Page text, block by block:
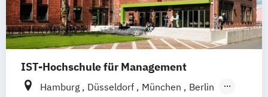
IST-Hochschule für Management
Hamburg Düsseldorf München
Berlin